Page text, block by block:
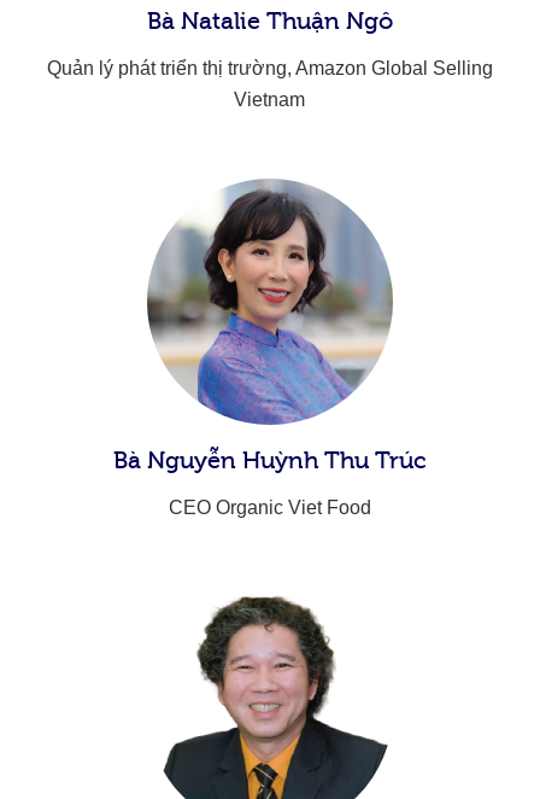
Bà Natalie Thuận Ngô​
Quản lý phát triển thị trường​, Amazon Global Selling
Vietnam​
Bà Nguyễn Huỳnh Thu Trúc​
CEO Organic Viet Food​